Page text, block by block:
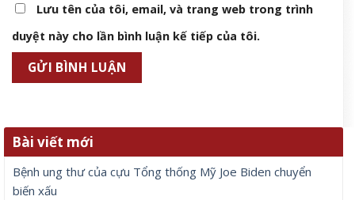
Lưu tên của tôi, email, và trang web trong trình
duyệt này cho lần bình luận kế tiếp của tôi.
Bài viết mới
Bệnh ung thư của cựu Tổng thống Mỹ Joe Biden chuyển
biến xấu